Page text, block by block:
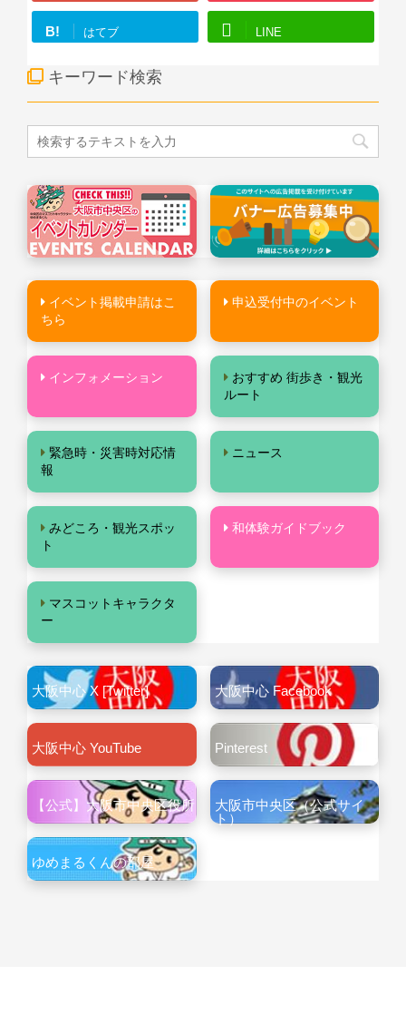
B! はてブ LINE
キーワード検索
イベント掲載申請はこ
ちら
申込受付中のイベント
インフォメーション
おすすめ 街歩き・観光
ルート
緊急時・災害時対応情
報
ニュース
みどころ・観光スポッ
ト
和体験ガイドブック
マスコットキャラクタ
ー
大阪中心 X [Twitter] 大阪中心 Facebook
大阪中心 YouTube Pinterest
【公式】大阪市中央区役所
大阪市中央区（公式サイ
ト）
ゆめまるくんの部屋